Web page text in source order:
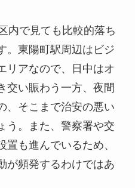
内で見ても比較的落ち
。東陽町駅周辺はビジ
リアなので、日中はオ
交い賑わう一方、夜間
、そこまで治安の悪い
う。また、警察署や交
も進んでいるため、
が頻発するわけではあ